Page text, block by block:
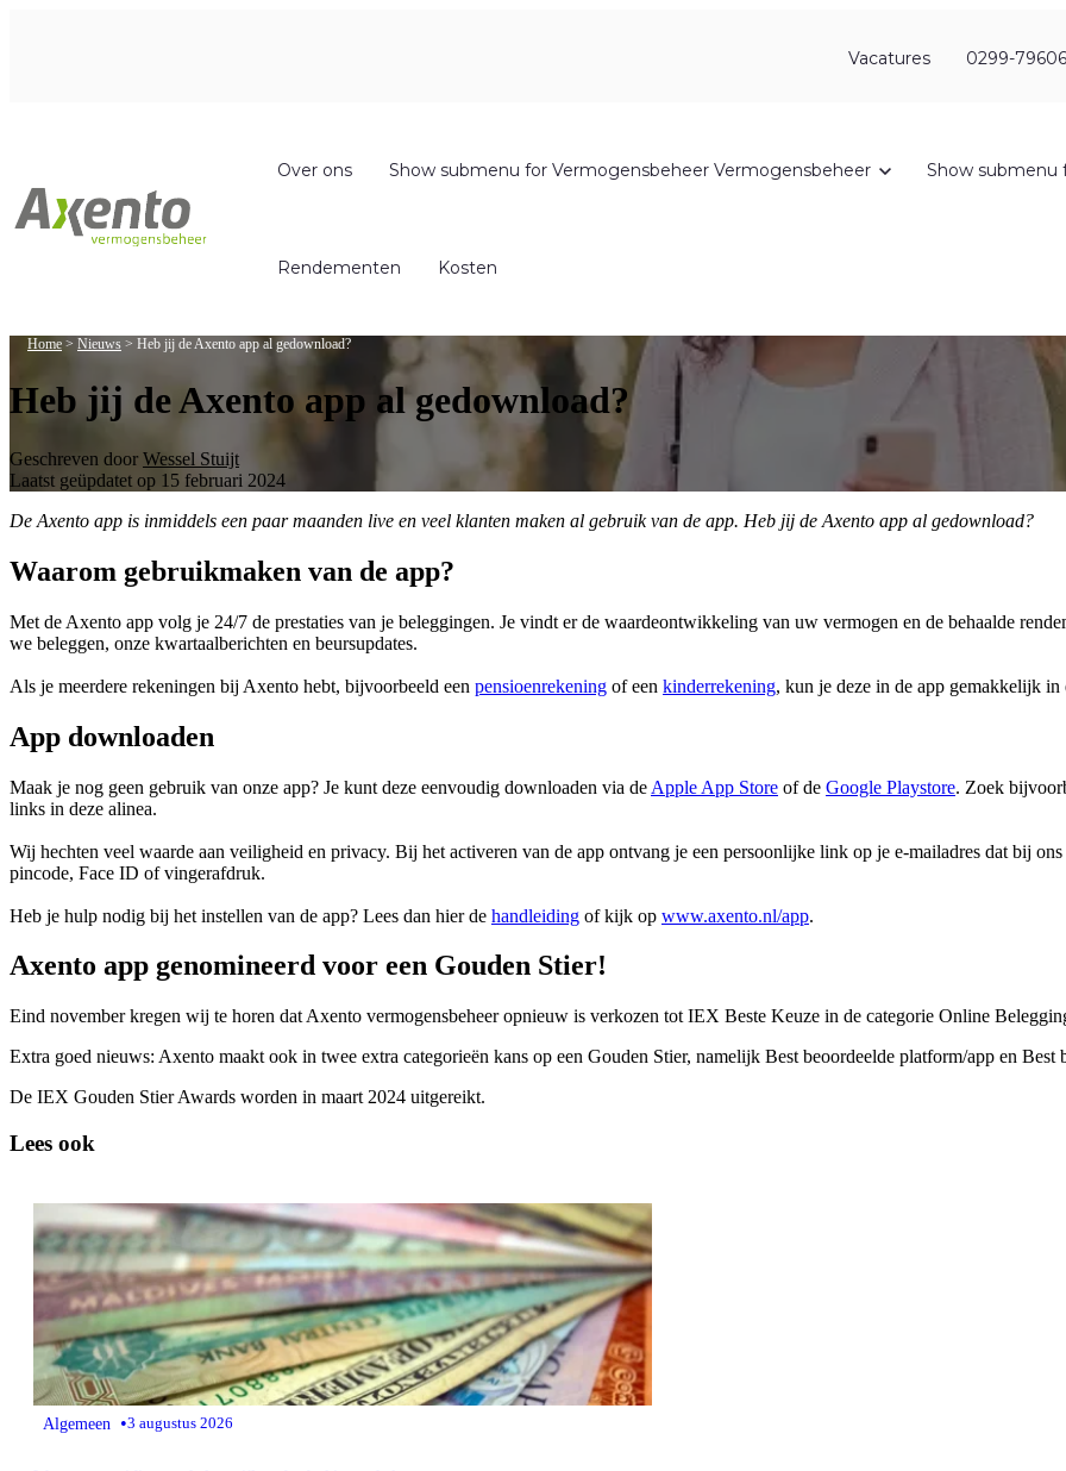
Vacatures 0299-
Over ons Show submenu for Vermogensbeheer Vermogensbeheer Show submenu
Rendementen Kosten
Home > Nieuws > Heb jij de Axento app al gedownload?
Heb jij de Axento app al gedownload?
Geschreven door Wessel Stuijt
Laatst geüpdatet op 15 februari 2024
De Axento app is inmiddels een paar maanden live en veel klanten maken al gebruik van de app. Heb jij de Axento app al gedownload?
Waarom gebruikmaken van de app?
Met de Axento app volg je 24/7 de prestaties van je beleggingen. Je vindt er de waardeontwikkeling van uw vermogen en de behaalde
we beleggen, onze kwartaalberichten en beursupdates.
Als je meerdere rekeningen bij Axento hebt, bijvoorbeeld een pensioenrekening of een kinderrekening, kun je deze in de app gemakkelijk
App downloaden
Maak je nog geen gebruik van onze app? Je kunt deze eenvoudig downloaden via de Apple App Store of de Google Playstore. Zoek
links in deze alinea.
Wij hechten veel waarde aan veiligheid en privacy. Bij het activeren van de app ontvang je een persoonlijke link op je e-mailadres dat bij
pincode, Face ID of vingerafdruk.
Heb je hulp nodig bij het instellen van de app? Lees dan hier de handleiding of kijk op www.axento.nl/app.
Axento app genomineerd voor een Gouden Stier!
Eind november kregen wij te horen dat Axento vermogensbeheer opnieuw is verkozen tot IEX Beste Keuze in de categorie Online
Extra goed nieuws: Axento maakt ook in twee extra categorieën kans op een Gouden Stier, namelijk Best beoordeelde platform/app en Best
De IEX Gouden Stier Awards worden in maart 2024 uitgereikt.
Lees ook
Algemeen •3 augustus 2026